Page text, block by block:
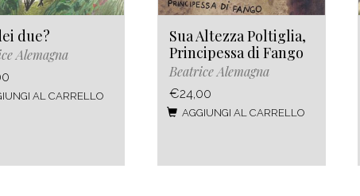
due?
Alemagna
AL CARRELLO
Sua Altezza Poltiglia,
Principessa di Fango
Beatrice Alemagna
€24,00
AGGIUNGI AL CARRELLO